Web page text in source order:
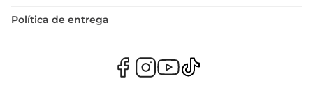
Política de entrega